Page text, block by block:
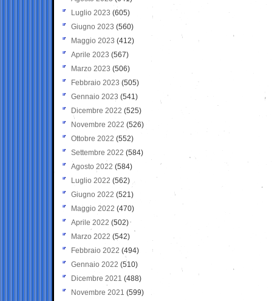
Luglio 2023 (605)
Giugno 2023 (560)
Maggio 2023 (412)
Aprile 2023 (567)
Marzo 2023 (506)
Febbraio 2023 (505)
Gennaio 2023 (541)
Dicembre 2022 (525)
Novembre 2022 (526)
Ottobre 2022 (552)
Settembre 2022 (584)
Agosto 2022 (584)
Luglio 2022 (562)
Giugno 2022 (521)
Maggio 2022 (470)
Aprile 2022 (502)
Marzo 2022 (542)
Febbraio 2022 (494)
Gennaio 2022 (510)
Dicembre 2021 (488)
Novembre 2021 (599)